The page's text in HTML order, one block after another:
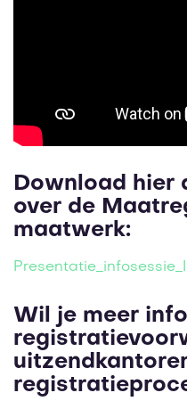
Download hier
over de
maatwerk:
Wil je meer